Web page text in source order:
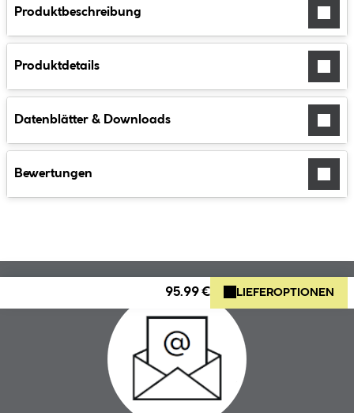
Produktbeschreibung
Produktdetails
Datenblätter & Downloads
Bewertungen
95.99 € LIEFEROPTIONEN